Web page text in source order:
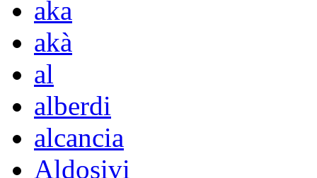
aka
akà
al
alberdi
alcancia
Aldosivi